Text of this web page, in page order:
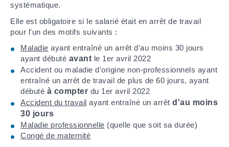
systématique.
Elle est obligatoire si le salarié était en arrêt de travail
pour l'un des motifs suivants :
Maladie ayant entraîné un arrêt d'au moins 30 jours
ayant débuté avant le 1er avril 2022
Accident ou maladie d'origine non-professionnels ayant
entraîné un arrêt de travail de plus de 60 jours, ayant
débuté à compter du 1er avril 2022
Accident du travail ayant entraîné un arrêt d'au moins
30 jours
Maladie professionnelle (quelle que soit sa durée)
Congé de maternité